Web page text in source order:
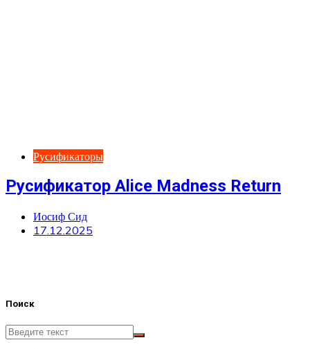
Русификаторы
Русификатор Alice Madness Return
Иосиф Сид
17.12.2025
Поиск